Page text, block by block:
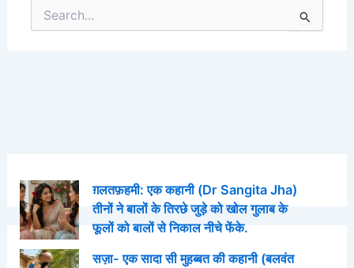
Search
for:
ग़लतफ़हमी: एक कहानी (Dr Sangita Jha)
तीनों ने बालों के तिरछे जुड़े को खोल गुलाब के
फूलों को बालों से निकाल नीचे फेंके.
सज़ा- एक सादा सी मुहब्बत की कहानी (बलवंत